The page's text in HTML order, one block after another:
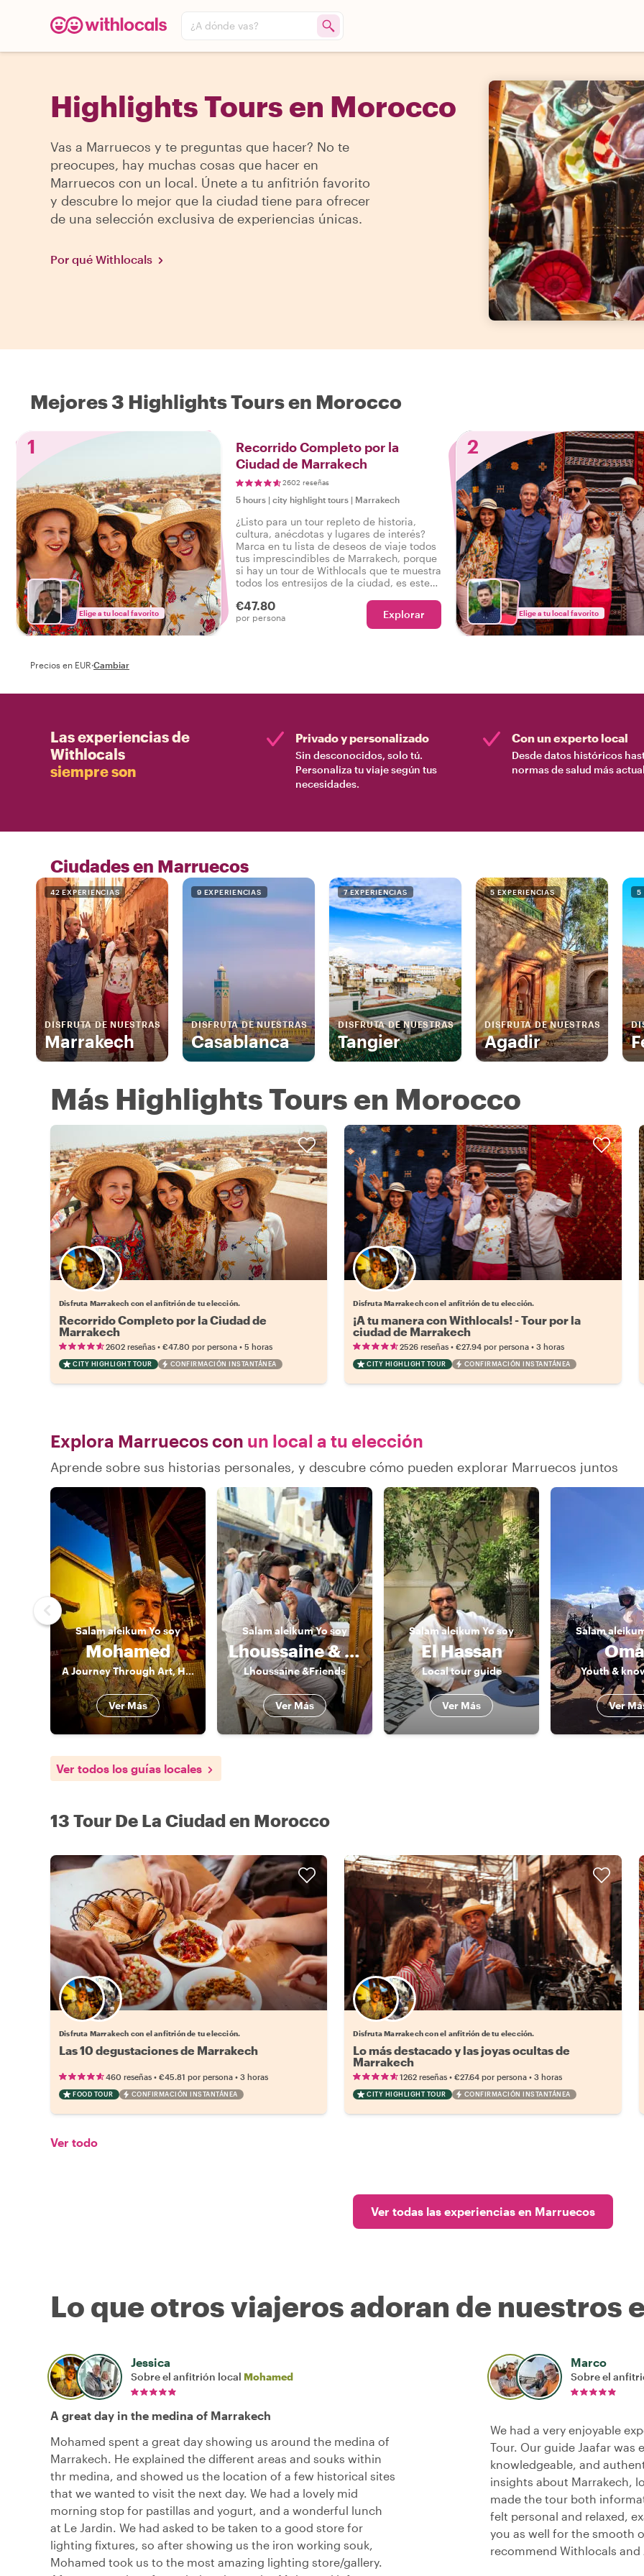
¿A dónde vas?
Highlights Tours en Morocco
Vas a Marruecos y te preguntas que hacer? No te
preocupes, hay muchas cosas que hacer en
Marruecos con un local. Únete a tu anfitrión favorito
y descubre lo mejor que la ciudad tiene para ofrecer
de una selección exclusiva de experiencias únicas.
Por qué Withlocals
Mejores 3 Highlights Tours en Morocco
1
Elige a tu local favorito
Recorrido Completo por la
Ciudad de Marrakech
2602 reseñas
5 hours | city highlight tours | Marrakech
¿Listo para un tour repleto de historia,
cultura, anécdotas y lugares de interés?
Marca en tu lista de deseos de viaje todos
tus imprescindibles de Marrakech, porque
si hay un tour de Withlocals que te muestra
todos los entresijos de la ciudad, es este
Marrakech.
€47.80
por persona Explorar
2
Elige a tu local favorito
Precios en EUR·Cambiar
Las experiencias de
Withlocals
siempre son
Privado y personalizado
Sin desconocidos, solo tú.
Personaliza tu viaje según tus
necesidades.
Con un experto local
Desde datos históricos
normas de salud más
Ciudades en Marruecos
42 EXPERIENCIAS
DISFRUTA DE NUESTRAS
Marrakech
9 EXPERIENCIAS
DISFRUTA DE NUESTRAS
Casablanca
7 EXPERIENCIAS
DISFRUTA DE NUESTRAS
Tangier
5 EXPERIENCIAS
DISFRUTA DE NUESTRAS
Agadir
5
Más Highlights Tours en Morocco
Elige tu local favorito
Disfruta Marrakech con el anfitrión de tu elección.
Recorrido Completo por la Ciudad de
Marrakech
2602 reseñas • €47.80 por persona • 5 horas
CITY HIGHLIGHT TOUR CONFIRMACIÓN INSTANTÁNEA
Elige tu local favorito
Disfruta Marrakech con el anfitrión de tu elección.
¡A tu manera con Withlocals! - Tour por la
ciudad de Marrakech
2526 reseñas •€27.94 por persona •3 horas
CITY HIGHLIGHT TOUR CONFIRMACIÓN INSTANTÁNEA
Explora Marruecos con un local a tu elección
Aprende sobre sus historias personales, y descubre cómo pueden explorar Marruecos juntos
Salam aleikumYo soy
Mohamed
A Journey Through Art, History, and Culinary Delights
Ver Más
Salam aleikumYo soy
Lhoussaine & friends
Lhoussaine &Friends
Ver Más
Salam aleikumYo soy
El Hassan
Local tour guide
Ver Más
Salam
Youth &
Ver
Ver todos los guías locales
13 Tour De La Ciudad en Morocco
Elige tu local favorito
Disfruta Marrakech con el anfitrión de tu elección.
Las 10 degustaciones de Marrakech
460 reseñas • €45.81 por persona • 3 horas
FOOD TOUR CONFIRMACIÓN INSTANTÁNEA
Elige tu local favorito
Disfruta Marrakech con el anfitrión de tu elección.
Lo más destacado y las joyas ocultas de
Marrakech
1262 reseñas •€27.64 por persona •3 horas
CITY HIGHLIGHT TOUR CONFIRMACIÓN INSTANTÁNEA
Ver todo
Ver todas las experiencias en Marruecos
Lo que otros viajeros adoran de nuestros
Jessica
Sobre el anfitrión local Mohamed
A great day in the medina of Marrakech
Mohamed spent a great day showing us around the medina of
Marrakech. He explained the different areas and souks within
thr medina, and showed us the location of a few historical sites
that we wanted to visit the next day. We had a lovely mid
morning stop for pastillas and yogurt, and a wonderful lunch
at Le Jardin. We had asked to be taken to a good store for
lighting fixtures, so after showing us the iron working souk,
Mohamed took us to the most amazing lighting store/gallery.
Marco
Sobre el
We had a very enjoyable
Tour. Our guide Jaafar was
knowledgeable, and
insights about Marrakech,
made the tour both
felt personal and relaxed,
you as well for the smooth
recommend Withlocals and